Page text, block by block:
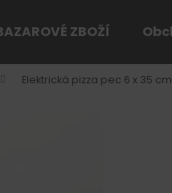
ZBOŽÍ
Elektrická pizza pec 6 x 35
Co potřebujete